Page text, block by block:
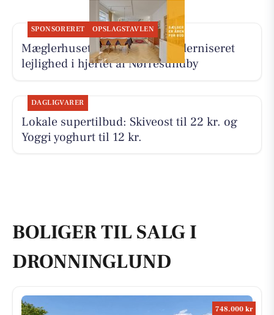
SPONSORERET OPSLAGSTAVLEN
Mæglerhuset præsenterer moderniseret
lejlighed i hjertet af Nørresundby
DAGLIGVARER
Lokale supertilbud: Skiveost til 22 kr. og
Yoggi yoghurt til 12 kr.
BOLIGER TIL SALG I
DRONNINGLUND
748.000 kr